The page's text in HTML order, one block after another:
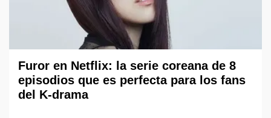
Furor en Netflix: la serie coreana de 8
episodios que es perfecta para los fans
del K-drama